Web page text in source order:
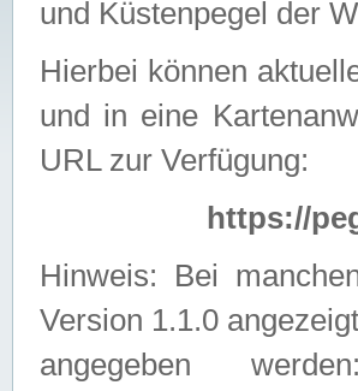
und Küstenpegel der
Hierbei können
und in eine
URL zur Verfügung:
https://
Hinweis: Bei
Version 1.1.0
angegeben werden: